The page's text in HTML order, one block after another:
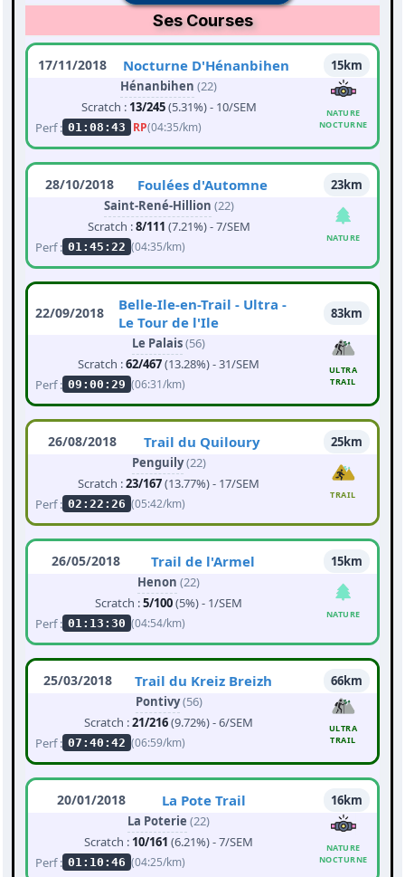
Ses Courses
17/11/2018 Nocturne D'Hénanbihen
15km
Hénanbihen (22)
Scratch : 13/245(5.31%) - 10/SEM
Perf : 01:08:43 RP(04:35/km)
NATURE
NOCTURNE
28/10/2018 Foulées d'Automne
23km
Saint-René-Hillion (22)
Scratch :8/111 (7.21%) - 7/SEM
Perf : 01:45:22 (04:35/km)
NATURE
22/09/2018
Belle-Ile-en-Trail - Ultra -
Le Tour de l'Ile
83km
Le Palais(56)
Scratch :62/467(13.28%) - 31/SEM
Perf : 09:00:29 (06:31/km)
ULTRA
TRAIL
26/08/2018 Trail du Quiloury
25km
Penguily(22)
Scratch :23/167(13.77%) - 17/SEM
Perf : 02:22:26 (05:42/km)
TRAIL
26/05/2018 Trail de l'Armel
15km
Henon (22)
Scratch :5/100(5%) - 1/SEM
Perf : 01:13:30 (04:54/km)
NATURE
25/03/2018 Trail du Kreiz Breizh
66km
Pontivy(56)
Scratch :21/216(9.72%) - 6/SEM
Perf : 07:40:42 (06:59/km)
ULTRA
TRAIL
20/01/2018 La Pote Trail
16km
La Poterie (22)
Scratch : 10/161 (6.21%) - 7/SEM
Perf : 01:10:46 (04:25/km)
NATURE
NOCTURNE